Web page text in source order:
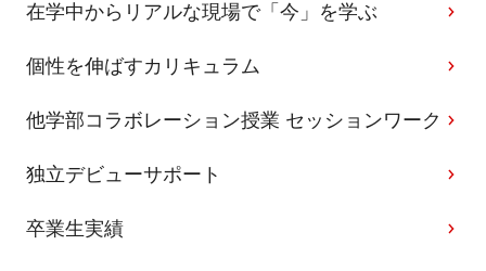
在学中からリアルな現場で「今」を学ぶ
個性を伸ばすカリキュラム
他学部コラボレーション授業 セッションワーク
独立デビューサポート
卒業生実績